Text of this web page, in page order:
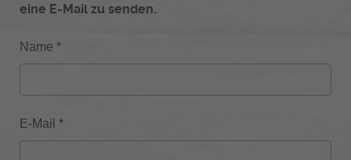
eine E-Mail zu senden.
Name *
E-Mail *